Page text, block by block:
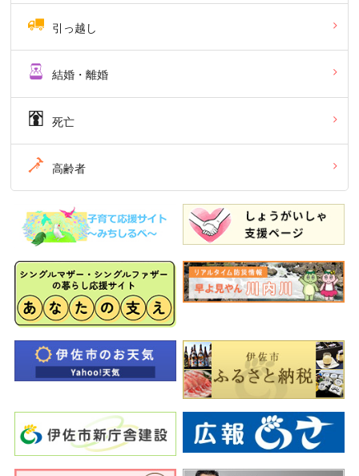
引っ越し
結婚・離婚
死亡
高齢者